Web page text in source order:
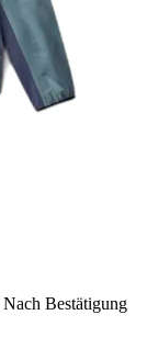
Nach Bestätigung